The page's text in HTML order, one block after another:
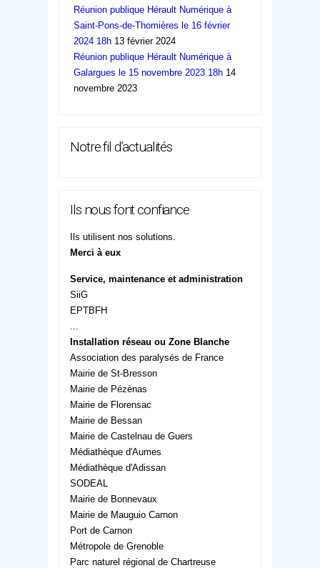
Réunion publique Hérault Numérique à
Saint-Pons-de-Thomières le 16 février
2024 18h 13 février 2024
Réunion publique Hérault Numérique à
Galargues le 15 novembre 2023 18h 14
novembre 2023
Notre fil d’actualités
Ils nous font confiance
Ils utilisent nos solutions.
Merci à eux
Service, maintenance et administration
SiiG
EPTBFH
Installation réseau ou Zone Blanche
Association des paralysés de France
Mairie de St-Bresson
Mairie de Pézènas
Mairie de Florensac
Mairie de Bessan
Mairie de Castelnau de Guers
Médiathèque d'Aumes
Médiathèque d'Adissan
SODEAL
Mairie de Bonnevaux
Mairie de Mauguio Carnon
Port de Carnon
Métropole de Grenoble
Parc naturel régional de Chartreuse